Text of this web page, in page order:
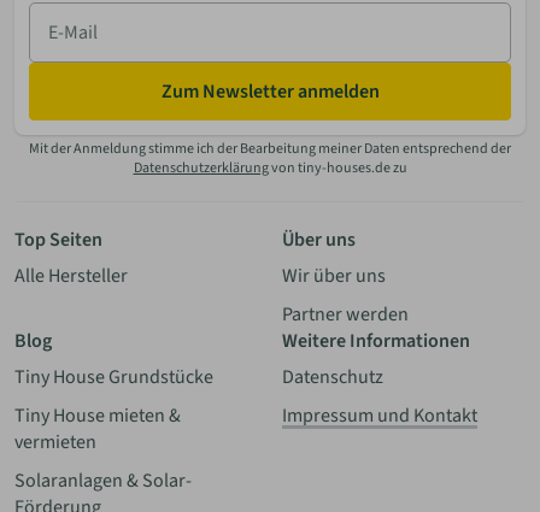
E-
Mail
Zum Newsletter anmelden
Mit der Anmeldung stimme ich der Bearbeitung meiner Daten entsprechend der
Datenschutzerklärungvon tiny-houses.de zu
Top Seiten
Alle Hersteller
Über uns
Wir über uns
Partner werden
Blog
Tiny House Grundstücke
Tiny House mieten &
vermieten
Solaranlagen & Solar-
Weitere Informationen
Datenschutz
Impressum und Kontakt